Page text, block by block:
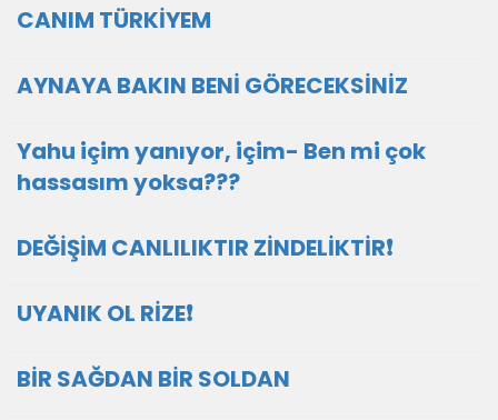
CANIM TÜRKİYEM
AYNAYA BAKIN BENİ GÖRECEKSİNİZ
Yahu içim yanıyor, içim- Ben mi çok
hassasım yoksa???
DEĞİŞİM CANLILIKTIR ZİNDELİKTİR❗
UYANIK OL RİZE❗️
BİR SAĞDAN BİR SOLDAN